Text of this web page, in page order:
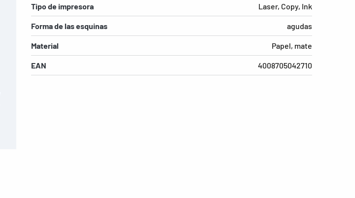
Tipo de impresora Laser, Copy, Ink
Forma de las esquinas agudas
Material Papel, mate
EAN 4008705042710